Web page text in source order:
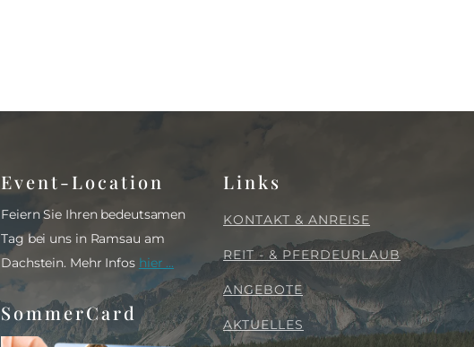
Event-Location
Feiern Sie Ihren bedeutsamen
Tag bei uns in Ramsau am
Dachstein. Mehr Infos hier ...
SommerCard
Links
KONTAKT & ANREISE
REIT - & PFERDEURLAUB
ANGEBOTE
AKTUELLES